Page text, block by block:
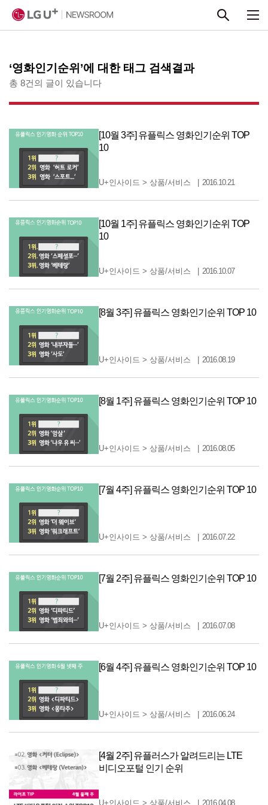
‘영화인기순위’에 대한 태그 검색결과
총 8건의 글이 있습니다
[10월 3주] 유플릭스 영화인기순위 TOP
10
U+인사이드 >상품/서비스 2016.10.21
[10월 1주] 유플릭스 영화인기순위 TOP
10
U+인사이드 >상품/서비스 2016.10.07
[8월 3주] 유플릭스 영화인기순위 TOP 10
U+인사이드 >상품/서비스 2016.08.19
[8월 1주] 유플릭스 영화인기순위 TOP 10
U+인사이드 >상품/서비스 2016.08.05
[7월 4주] 유플릭스 영화인기순위 TOP 10
U+인사이드 >상품/서비스 2016.07.22
[7월 2주] 유플릭스 영화인기순위 TOP 10
U+인사이드 >상품/서비스 2016.07.08
[6월 4주] 유플릭스 영화인기순위 TOP 10
U+인사이드 >상품/서비스 2016.06.24
[4월 2주] 유플러스가 알려드리는 LTE
비디오포털 인기 순위
U+인사이드 >상품/서비스 2016.04.08